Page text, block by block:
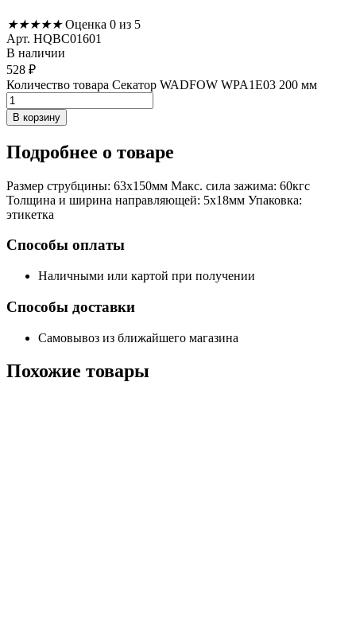
★★★★★ Оценка 0 из 5
Арт. HQBC01601
В наличии
528 ₽
Количество товара Секатор WADFOW WPA1E03 200 мм
В корзину
Подробнее о товаре
Размер струбцины: 63х150мм Макс. сила зажима: 60кгс
Толщина и ширина направляющей: 5х18мм Упаковка:
этикетка
Способы оплаты
Наличными или картой при получении
Способы доставки
Самовывоз из ближайшего магазина
Похожие товары